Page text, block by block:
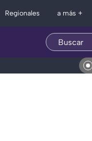
Regionales a más +